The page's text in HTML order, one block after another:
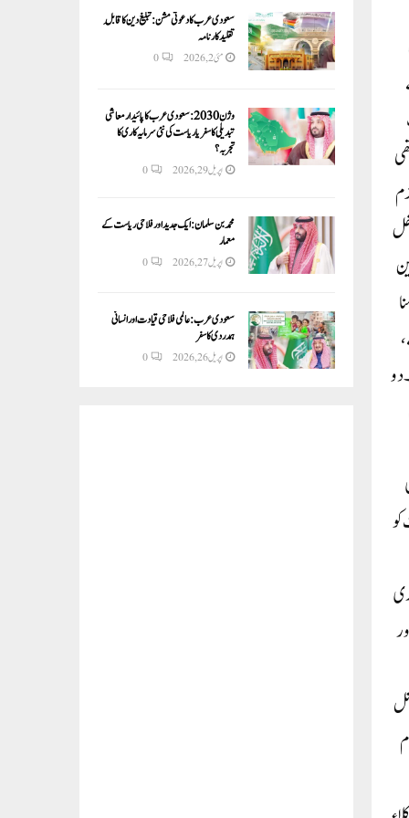
تحت ضروری
سعودی عرب کا دعوتی مشن: تبلیغ دین کا قابلِ
تقلید کارنامہ
مئی 2, 2026 0
وژن 2030:سعودی عرب کا پائیدار معاشی
تبدیلی کا سفر یا ریاست کی نئی سرمایہ کاری کا
تجربہ؟
اپریل 29, 2026 0
محمد بن سلمان: ایک جدید اور فلاحی ریاست کے
معمار
اپریل 27, 2026 0
سعودی عرب: عالمی فلاحی قیادت اور انسانی
ہمدردی کا سفر
اپریل 26, 2026 0